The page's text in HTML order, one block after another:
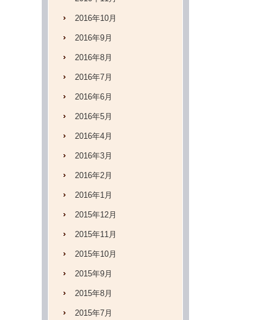
2016年10月
2016年9月
2016年8月
2016年7月
2016年6月
2016年5月
2016年4月
2016年3月
2016年2月
2016年1月
2015年12月
2015年11月
2015年10月
2015年9月
2015年8月
2015年7月